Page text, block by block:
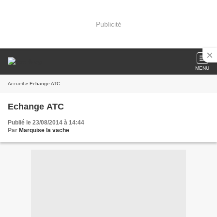
Publicité
MENU
Accueil » Echange ATC
Echange ATC
Publié le 23/08/2014 à 14:44
Par Marquise la vache